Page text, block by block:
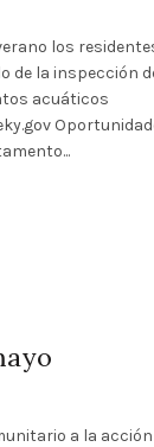
los
de la inspección
acuáticos
a la